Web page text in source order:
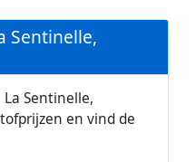
Sentinelle,
Sentinelle,
en vind de